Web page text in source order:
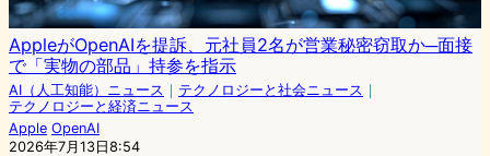
AppleがOpenAIを提訴、元社員2名が営業秘密窃取か─面接
で「実物の部品」持参を指示
AI（人工知能）ニュース ｜ テクノロジーと社会ニュース ｜
テクノロジーと経済ニュース
Apple OpenAI
2026年7月13日8:54